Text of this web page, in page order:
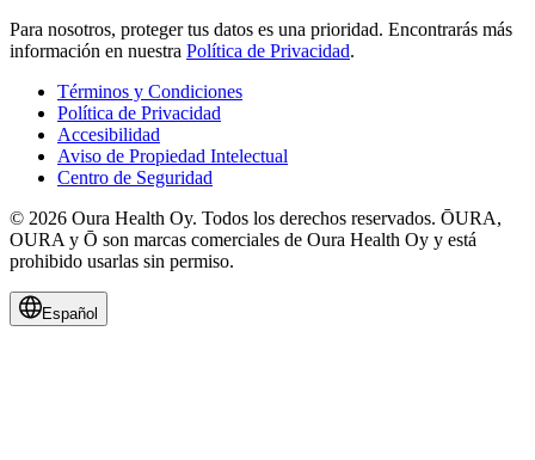
Para nosotros, proteger tus datos es una prioridad. Encontrarás más
información en nuestra Política de Privacidad.
Términos y Condiciones
Política de Privacidad
Accesibilidad
Aviso de Propiedad Intelectual
Centro de Seguridad
© 2026 Oura Health Oy. Todos los derechos reservados. ŌURA,
OURA y Ō son marcas comerciales de Oura Health Oy y está
prohibido usarlas sin permiso.
Español